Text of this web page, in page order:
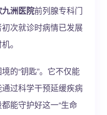
洲医院前列腺专科门
次就诊时病情已发展
。
的“钥匙”。它不仅能
过科学干预延缓疾病
能守护好这一“生命